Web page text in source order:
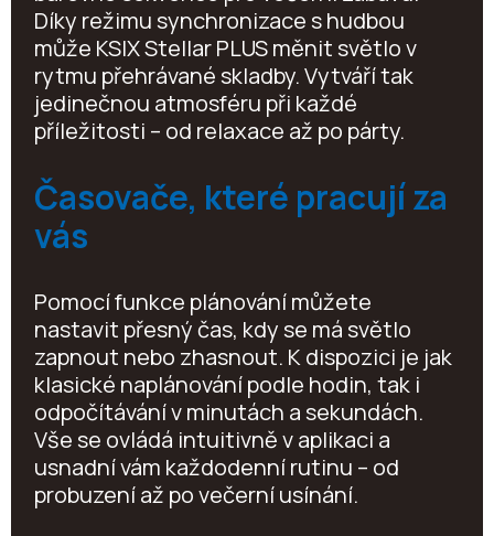
Díky režimu synchronizace s hudbou
může KSIX Stellar PLUS měnit světlo v
rytmu přehrávané skladby. Vytváří tak
jedinečnou atmosféru při každé
příležitosti – od relaxace až po párty.
Časovače, které pracují za
vás
Pomocí funkce plánování můžete
nastavit přesný čas, kdy se má světlo
zapnout nebo zhasnout. K dispozici je jak
klasické naplánování podle hodin, tak i
odpočítávání v minutách a sekundách.
Vše se ovládá intuitivně v aplikaci a
usnadní vám každodenní rutinu – od
probuzení až po večerní usínání.